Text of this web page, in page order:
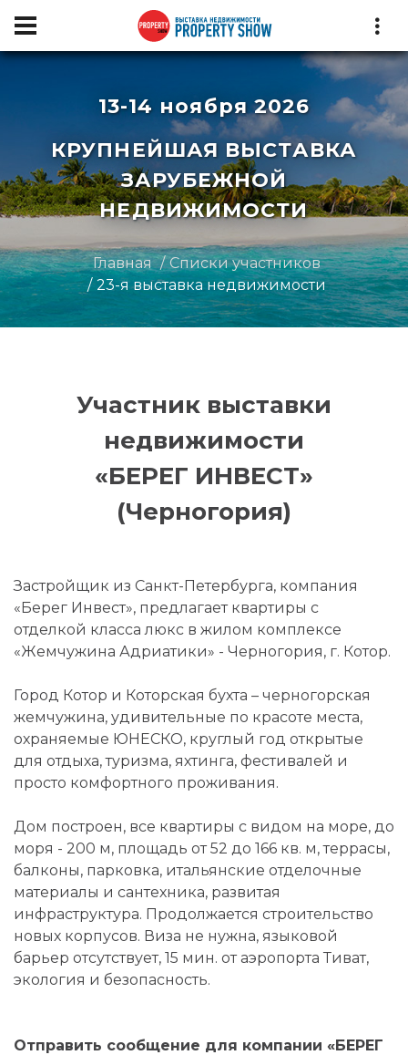
13-14 ноября 2026
КРУПНЕЙШАЯ ВЫСТАВКА
ЗАРУБЕЖНОЙ
НЕДВИЖИМОСТИ
Главная
Списки участников
23-я выставка недвижимости
Участник выставки
недвижимости
«БЕРЕГ ИНВЕСТ»
(Черногория)
Застройщик из Санкт-Петербурга, компания
«Берег Инвест», предлагает квартиры с
отделкой класса люкс в жилом комплексе
«Жемчужина Адриатики» - Черногория, г. Котор.
Город Котор и Которская бухта – черногорская
жемчужина, удивительные по красоте места,
охраняемые ЮНЕСКО, круглый год открытые
для отдыха, туризма, яхтинга, фестивалей и
просто комфортного проживания.
Дом построен, все квартиры с видом на море, до
моря - 200 м, площадь от 52 до 166 кв. м, террасы,
балконы, парковка, итальянские отделочные
материалы и сантехника, развитая
инфраструктура. Продолжается строительство
новых корпусов. Виза не нужна, языковой
барьер отсутствует, 15 мин. от аэропорта Тиват,
экология и безопасность.
Отправить сообщение для компании «БЕРЕГ